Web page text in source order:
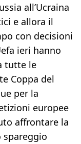
all’Ucraina
e allora il
con decisioni
ieri hanno
tutte le
Coppa del
per la
europee
affrontare la
spareggio